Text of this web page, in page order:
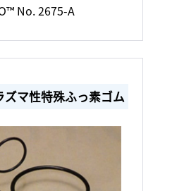
No. 2675-A
ズマ性特殊ふっ素ゴム